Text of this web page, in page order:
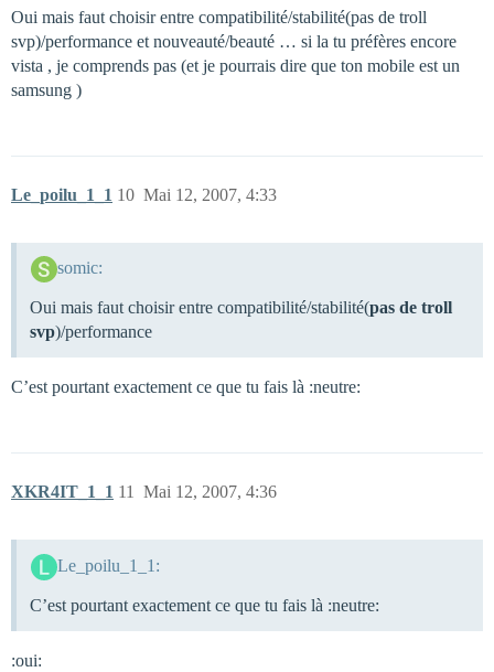
Oui mais faut choisir entre compatibilité/stabilité(pas de troll
svp)/performance et nouveauté/beauté … si la tu préfères encore
vista , je comprends pas (et je pourrais dire que ton mobile est un
samsung )
Le_poilu_1_1 Mai 12, 2007, 4:33
10
somic:
Oui mais faut choisir entre compatibilité/stabilité(pas de troll
svp)/performance
C’est pourtant exactement ce que tu fais là :neutre:
XKR4IT_1_1 Mai 12, 2007, 4:36
11
Le_poilu_1_1:
C’est pourtant exactement ce que tu fais là :neutre:
:oui: